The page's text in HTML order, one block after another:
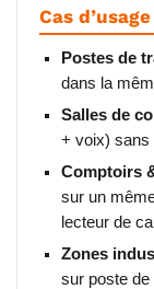
Cas d’usage
Postes de
dans la
Salles de
+ voix) sans
Comptoirs
sur un
lecteur de
Zones
sur poste de